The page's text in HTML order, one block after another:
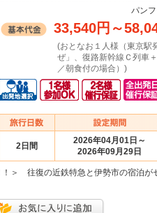
パン
33,540円 ～
(おとなお１人様（東京駅
ぜ」、復路新幹線Ｃ列車
／朝食付の場合）)
2日間
2026年04月01日～
2026年09月29日
！＞ 往復の近鉄特急と伊勢市の宿泊が